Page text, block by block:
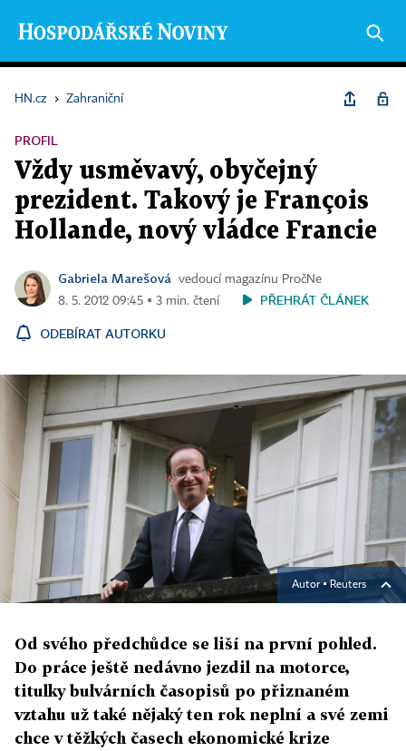
HN.cz › Zahraniční
PROFIL
Vždy usměvavý, obyčejný
prezident. Takový je François
Hollande, nový vládce Francie
Gabriela Marešová
vedoucí magazínu PročNe
8. 5. 2012 09:45 ▪ 3 min. čtení
PŘEHRÁT ČLÁNEK
ODEBÍRAT AUTORKU
Autor ▪ Reuters
Od svého předchůdce se liší na první pohled.
Do práce ještě nedávno jezdil na motorce,
titulky bulvárních časopisů po přiznaném
vztahu už také nějaký ten rok neplní a své zemi
chce v těžkých časech ekonomické krize